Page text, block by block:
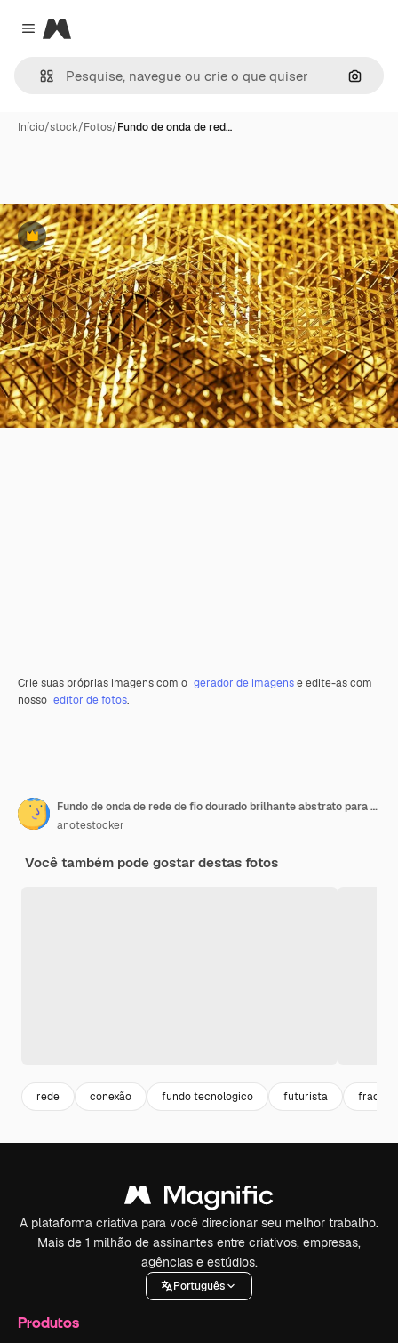
Close menu
Magnific
Início/stock/Fotos/Fundo de onda de red…
Premium
Crie suas próprias imagens com o gerador de imagense edite-as com
nosso editor de fotos.
Fundo de onda de rede de fio dourado brilhante abstrato para apresentação de produtos e modelo 3D e ilustração de estilo de luxo de marca
anotestocker
Você também pode gostar destas fotos
rede conexão fundo tecnologico futurista fractal
A plataforma criativa para você direcionar seu melhor trabalho.
Mais de 1 milhão de assinantes entre criativos, empresas,
agências e estúdios.
Português
Produtos